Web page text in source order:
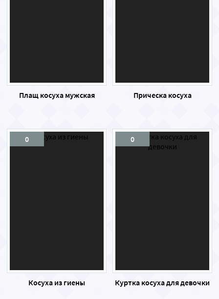
Плащ косуха мужская Прическа косуха
0
Косуха из гиены
0
Куртка косуха для девочки